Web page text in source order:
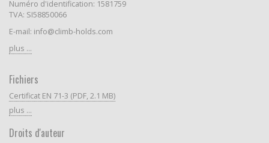
Numéro d'identification: 1581759
TVA: SI58850066
E-mail: info@climb-holds.com
plus ...
Fichiers
Certificat EN 71-3 (PDF, 2.1 MB)
plus ...
Droits d'auteur